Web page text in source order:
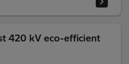
420 kV eco-efficient